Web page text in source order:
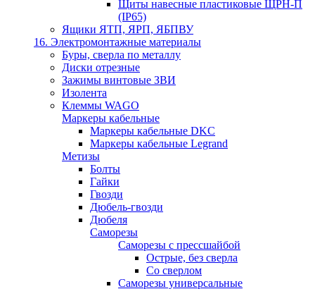
Щиты навесные пластиковые ЩРН-П
(IP65)
Ящики ЯТП, ЯРП, ЯБПВУ
16. Электромонтажные материалы
Буры, сверла по металлу
Диски отрезные
Зажимы винтовые ЗВИ
Изолента
Клеммы WAGO
Маркеры кабельные
Маркеры кабельные DKC
Маркеры кабельные Legrand
Метизы
Болты
Гайки
Гвозди
Дюбель-гвозди
Дюбеля
Саморезы
Саморезы с прессшайбой
Острые, без сверла
Со сверлом
Саморезы универсальные